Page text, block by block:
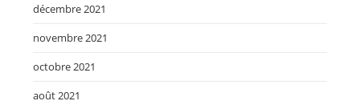
décembre 2021
novembre 2021
octobre 2021
août 2021